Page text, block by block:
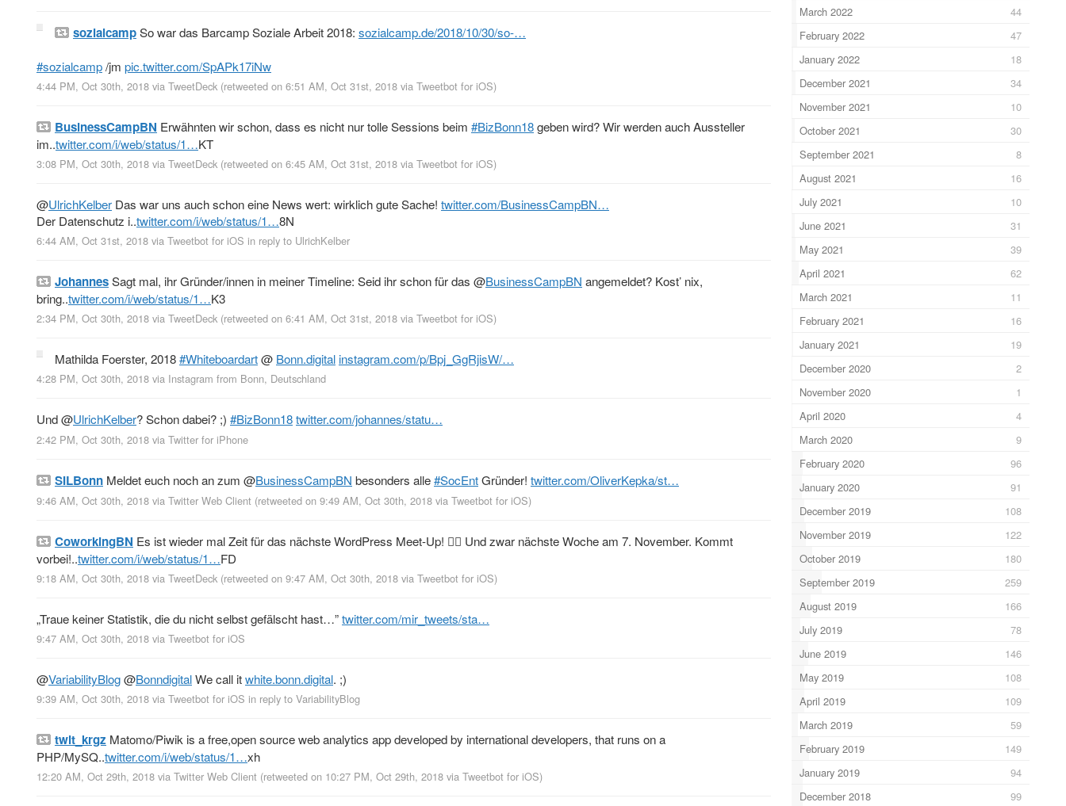
sozialcampSo war das Barcamp Soziale Arbeit 2018: sozialcamp.de/2018/10/30/so-…
#sozialcamp/jm pic.twitter.com/SpAPk17iNw
4:44 PM, Oct 30th, 2018 via TweetDeck (retweeted on 6:51 AM, Oct 31st, 2018 via Tweetbot for iΟS)
BusinessCampBN Erwähnten wir schon, dass es nicht nur tolle Sessions beim #BizBonn18geben wird? Wir werden auch Aussteller
im..twitter.com/i/web/status/1…KT
3:08 PM, Oct 30th, 2018 via TweetDeck (retweeted on 6:45 AM, Oct 31st, 2018 via Tweetbot for iΟS)
@UlrichKelber Das war uns auch schon eine News wert: wirklich gute Sache! twitter.com/BusinessCampBN…
Der Datenschutz i..twitter.com/i/web/status/1…8N
6:44 AM, Oct 31st, 2018 via Tweetbot for iΟS in reply to UlrichKelber
JohannesSagt mal, ihr Gründer/innen in meiner Timeline: Seid ihr schon für das @BusinessCampBN angemeldet? Kost’ nix,
bring..twitter.com/i/web/status/1…K3
2:34 PM, Oct 30th, 2018 via TweetDeck (retweeted on 6:41 AM, Oct 31st, 2018 via Tweetbot for iΟS)
Mathilda Foerster, 2018#Whiteboardart@ Bonn.digital instagram.com/p/Bpj_GgRjisW/…
4:28 PM, Oct 30th, 2018 via Instagram from Bonn, Deutschland
Und@UlrichKelber? Schon dabei? ;) #BizBonn18twitter.com/johannes/statu…
2:42 PM, Oct 30th, 2018 via Twitter for iPhone
SILBonn Meldet euch noch an zum @BusinessCampBN besonders alle#SocEntGründer! twitter.com/OliverKepka/st…
9:46 AM, Oct 30th, 2018 via Twitter Web Client (retweeted on 9:49 AM, Oct 30th, 2018 via Tweetbot for iΟS)
CoworkingBN Es ist wieder mal Zeit für das nächste WordPress Meet-Up! ✌🏻 Und zwar nächste Woche am 7. November. Kommt
vorbei!..twitter.com/i/web/status/1…FD
9:18 AM, Oct 30th, 2018 via TweetDeck (retweeted on 9:47 AM, Oct 30th, 2018 via Tweetbot for iΟS)
„Traue keiner Statistik, die du nicht selbst gefälscht hast…”twitter.com/mir_tweets/sta…
9:47 AM, Oct 30th, 2018 via Tweetbot for iΟS
@VariabilityBlog@BonndigitalWe call itwhite.bonn.digital. ;)
9:39 AM, Oct 30th, 2018 via Tweetbot for iΟS in reply to VariabilityBlog
twit_krgz Matomo/Piwik is a free,open source web analytics app developed by international developers, that runs on a
PHP/MySQ..twitter.com/i/web/status/1…xh
12:20 AM, Oct 29th, 2018 via Twitter Web Client (retweeted on 10:27 PM, Oct 29th, 2018 via Tweetbot for iΟS)
March 2022
44
February 2022
47
January 2022
18
December 2021
34
November 2021
10
October 2021
30
September 2021
8
August 2021
16
July 2021
10
June 2021
31
May 2021
39
April 2021
62
March 2021
11
February 2021
16
January 2021
19
December 2020
2
November 2020
1
April 2020
4
March 2020
9
February 2020
96
January 2020
91
December 2019
108
November 2019
122
October 2019
180
September 2019
259
August 2019
166
July 2019
78
June 2019
146
May 2019
108
April 2019
109
March 2019
59
February 2019
149
January 2019
94
December 2018
99